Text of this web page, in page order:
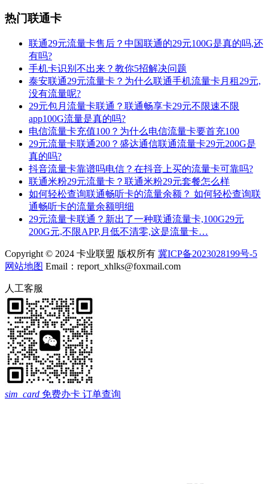
热门联通卡
联通29元流量卡售后？中国联通的29元100G是真的吗,还
有吗?
手机卡识别不出来？教你5招解决问题
泰安联通29元流量卡？为什么联通手机流量卡月租29元,
没有流量呢?
29元包月流量卡联通？联通畅享卡29元不限速不限
app100G流量是真的吗?
电信流量卡充值100？为什么电信流量卡要首充100
29元流量卡联通200？盛达通信联通流量卡29元200G是
真的吗?
抖音流量卡靠谱吗电信？在抖音上买的流量卡可靠吗?
联通米粉29元流量卡？联通米粉29元套餐怎么样
如何轻松查询联通畅听卡的流量余额？ 如何轻松查询联
通畅听卡的流量余额明细
29元流量卡联通？新出了一种联通流量卡,100G29元
200G元,不限APP,月低不清零,这是流量卡…
Copyright © 2024 卡业联盟 版权所有 冀ICP备2023028199号-5
网站地图 Email：report_xhlks@foxmail.com
人工客服
sim_card 免费办卡 订单查询